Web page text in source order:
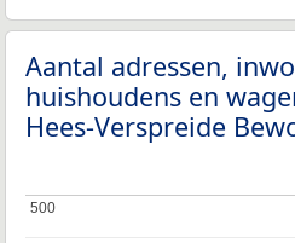
Aantal adressen,
huishoudens en
Hees-Verspreide
500
500